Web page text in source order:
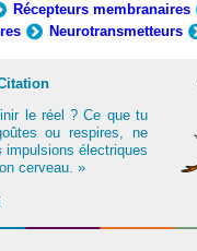
Récepteurs membranaires
Neurotransmetteurs
le réel ? Ce que tu
ou respires, ne
impulsions électriques
cerveau. »